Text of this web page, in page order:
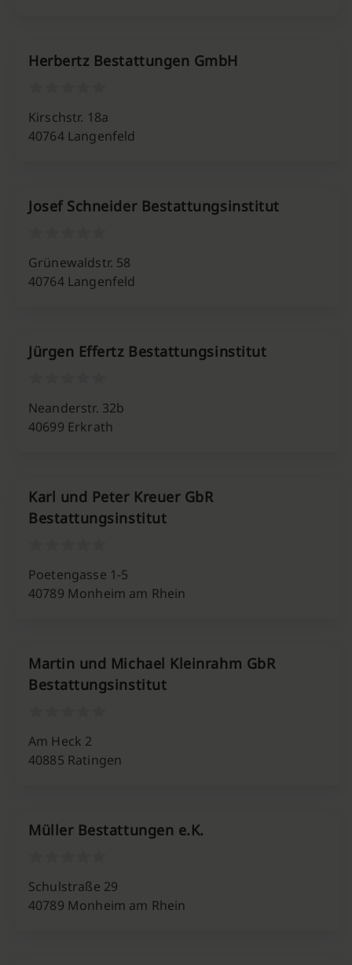
Herbertz Bestattungen GmbH
Kirschstr. 18a
40764 Langenfeld
Josef Schneider Bestattungsinstitut
Grünewaldstr. 58
40764 Langenfeld
Jürgen Effertz Bestattungsinstitut
Neanderstr. 32b
40699 Erkrath
Karl und Peter Kreuer GbR
Bestattungsinstitut
Poetengasse 1-5
40789 Monheim am Rhein
Martin und Michael Kleinrahm GbR
Bestattungsinstitut
Am Heck 2
40885 Ratingen
Müller Bestattungen e.K.
Schulstraße 29
40789 Monheim am Rhein